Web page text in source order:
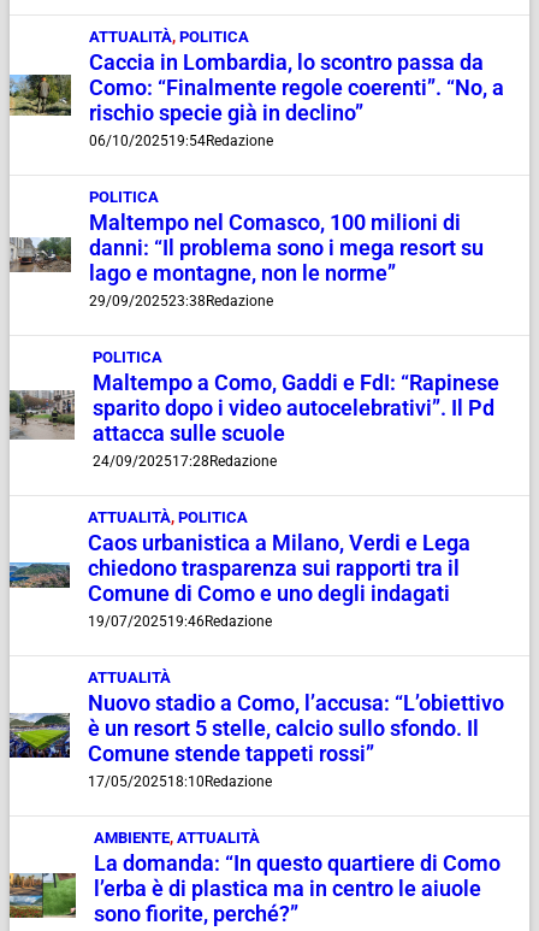
ATTUALITÀ, POLITICA
Caccia in Lombardia, lo scontro passa da
Como: “Finalmente regole coerenti”. “No, a
rischio specie già in declino”
06/10/202519:54Redazione
POLITICA
Maltempo nel Comasco, 100 milioni di
danni: “Il problema sono i mega resort su
lago e montagne, non le norme”
29/09/202523:38Redazione
POLITICA
Maltempo a Como, Gaddi e FdI: “Rapinese
sparito dopo i video autocelebrativi”. Il Pd
attacca sulle scuole
24/09/202517:28Redazione
ATTUALITÀ, POLITICA
Caos urbanistica a Milano, Verdi e Lega
chiedono trasparenza sui rapporti tra il
Comune di Como e uno degli indagati
19/07/202519:46Redazione
ATTUALITÀ
Nuovo stadio a Como, l’accusa: “L’obiettivo
è un resort 5 stelle, calcio sullo sfondo. Il
Comune stende tappeti rossi”
17/05/202518:10Redazione
AMBIENTE, ATTUALITÀ
La domanda: “In questo quartiere di Como
l’erba è di plastica ma in centro le aiuole
sono fiorite, perché?”